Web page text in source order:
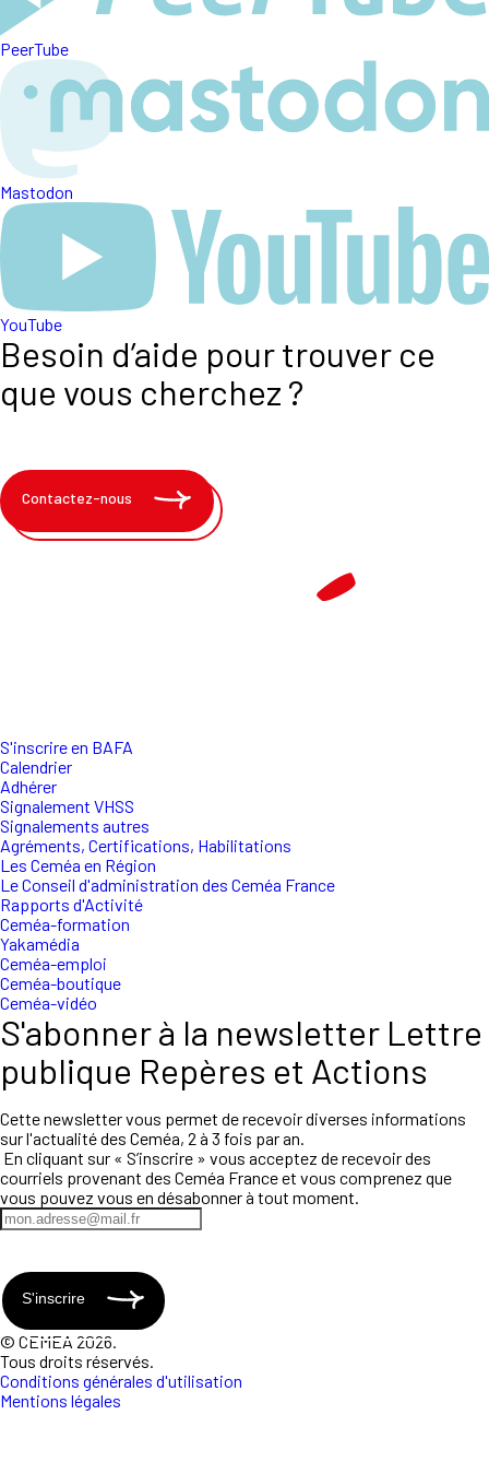
PeerTube
Mastodon
YouTube
Besoin d’aide pour trouver ce
que vous cherchez ?
Contactez-nous
S'inscrire en BAFA
Calendrier
Adhérer
Signalement VHSS
Signalements autres
Agréments, Certifications, Habilitations
Les Ceméa en Région
Le Conseil d'administration des Ceméa France
Rapports d'Activité
Ceméa-formation
Yakamédia
Ceméa-emploi
Ceméa-boutique
Ceméa-vidéo
S'abonner à la newsletter Lettre
publique Repères et Actions
Cette newsletter vous permet de recevoir diverses informations
sur l'actualité des Ceméa, 2 à 3 fois par an.
En cliquant sur « S’inscrire » vous acceptez de recevoir des
courriels provenant des Ceméa France et vous comprenez que
vous pouvez vous en désabonner à tout moment.
S'inscrire
© CEMEA 2026.
Tous droits réservés.
Conditions générales d'utilisation
Mentions légales